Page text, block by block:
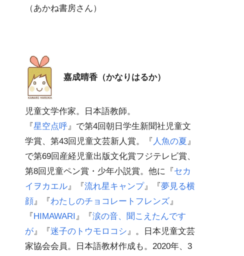
（あかね書房さん）
嘉成晴香（かなりはるか）
児童文学作家。日本語教師。
『星空点呼』で第4回朝日学生新聞社児童文
学賞、第43回児童文芸新人賞。『 人魚の夏』
で第69回産経児童出版文化賞フジテレビ賞、
第8回児童ペン賞・少年小説賞。他に『セカ
イヲカエル』『流れ星キャンプ』『夢見る横
顔』『わたしのチョコレートフレンズ』
『HIMAWARI』『涙の音、聞こえたんです
が』『迷子のトウモロコシ』。日本児童文芸
家協会会員。日本語教材作成も。2020年、3